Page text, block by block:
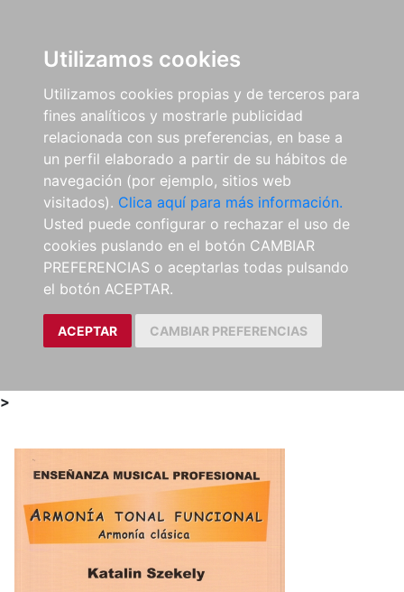
Utilizamos cookies
Utilizamos cookies propias y de terceros para
fines analíticos y mostrarle publicidad
relacionada con sus preferencias, en base a
un perfil elaborado a partir de su hábitos de
navegación (por ejemplo, sitios web
visitados). Clica aquí para más información.
Usted puede configurar o rechazar el uso de
cookies puslando en el botón CAMBIAR
PREFERENCIAS o aceptarlas todas pulsando
el botón ACEPTAR.
ACEPTAR CAMBIAR PREFERENCIAS
>